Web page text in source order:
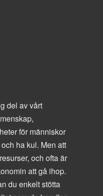
del av vårt
för människor
ha kul. Men att
och ofta är
att gå ihop.
du enkelt stötta